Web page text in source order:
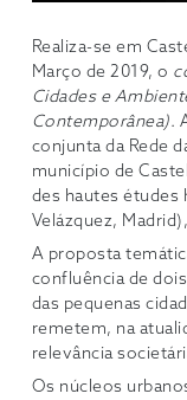
Realiza-se em
Março de 2019, o
Cidades e
Contemporânea).
conjunta da Rede
município de
des hautes études
Velázquez,
A proposta
confluência de
das pequenas
remetem, na
relevância
Os núcleos